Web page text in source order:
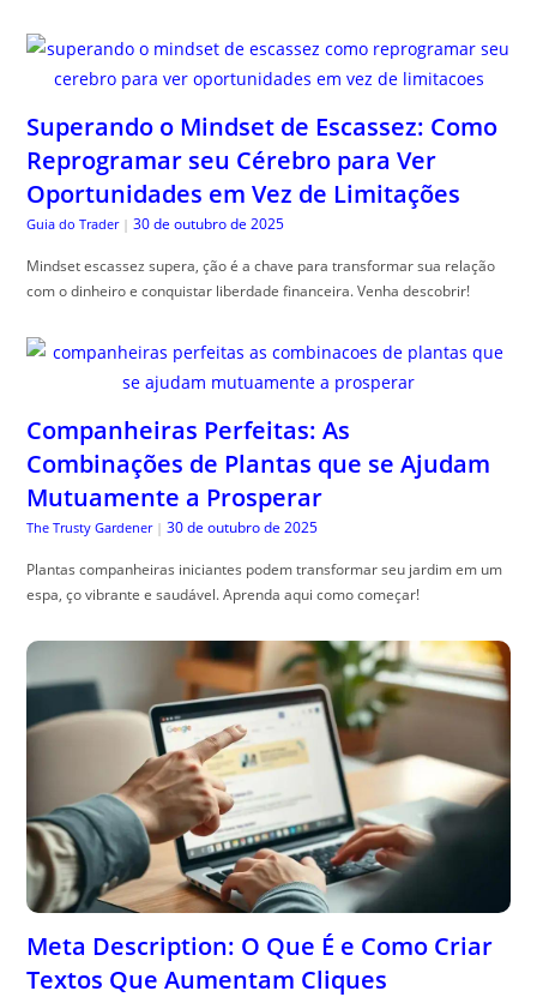
Superando o Mindset de Escassez: Como
Reprogramar seu Cérebro para Ver
Oportunidades em Vez de Limitações
Guia do Trader | 30 de outubro de 2025
Mindset escassez supera, ção é a chave para transformar sua relação
com o dinheiro e conquistar liberdade financeira. Venha descobrir!
Companheiras Perfeitas: As
Combinações de Plantas que se Ajudam
Mutuamente a Prosperar
The Trusty Gardener | 30 de outubro de 2025
Plantas companheiras iniciantes podem transformar seu jardim em um
espa, ço vibrante e saudável. Aprenda aqui como começar!
Meta Description: O Que É e Como Criar
Textos Que Aumentam Cliques